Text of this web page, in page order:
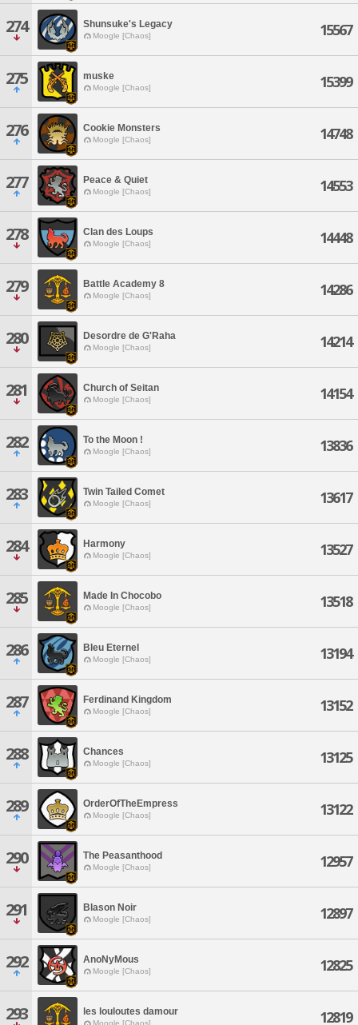
274 Shunsuke's Legacy
Moogle [Chaos] 15567
275 muske
Moogle [Chaos] 15399
276 Cookie Monsters
Moogle [Chaos] 14748
277 Peace & Quiet
Moogle [Chaos] 14553
278 Clan des Loups
Moogle [Chaos] 14448
279 Battle Academy 8
Moogle [Chaos] 14286
280 Desordre de G'Raha
Moogle [Chaos] 14214
281 Church of Seitan
Moogle [Chaos] 14154
282 To the Moon !
Moogle [Chaos] 13836
283 Twin Tailed Comet
Moogle [Chaos] 13617
284 Harmony
Moogle [Chaos] 13527
285 Made In Chocobo
Moogle [Chaos] 13518
286 Bleu Eternel
Moogle [Chaos] 13194
287 Ferdinand Kingdom
Moogle [Chaos] 13152
288 Chances
Moogle [Chaos] 13125
289 OrderOfTheEmpress
Moogle [Chaos] 13122
290 The Peasanthood
Moogle [Chaos] 12957
291 Blason Noir
Moogle [Chaos] 12897
292 AnoNyMous
Moogle [Chaos] 12825
293 les louloutes damour
Moogle [Chaos] 12819